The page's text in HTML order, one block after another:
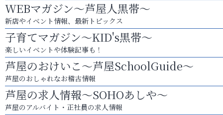
WEBマガジン～芦屋人黒帯～
新店やイベント情報、最新トピックス
子育てマガジン～KID's黒帯～
楽しいイベントや体験記事も！
芦屋のおけいこ～芦屋SchoolGuide～
芦屋のおしゃれなお稽古情報
芦屋の求人情報～SOHOあしや～
芦屋のアルバイト・正社員の求人情報